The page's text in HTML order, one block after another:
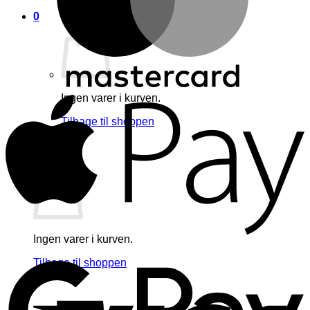
0
Ingen varer i kurven.
Tilbage til shoppen
Ingen varer i kurven.
Tilbage til shoppen